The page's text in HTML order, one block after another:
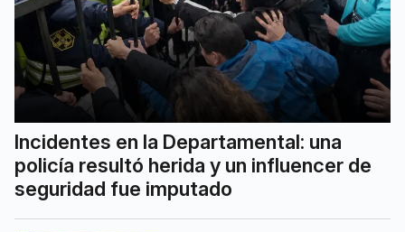
Incidentes en la Departamental: una
policía resultó herida y un influencer de
seguridad fue imputado